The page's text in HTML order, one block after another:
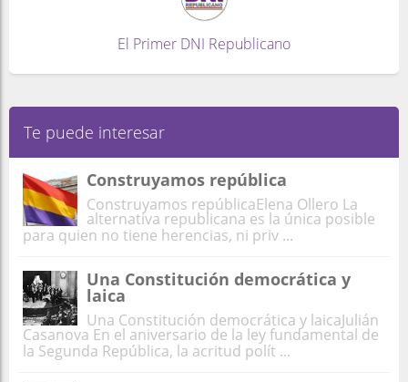
El Primer DNI Republicano
Te puede interesar
Construyamos república
Construyamos repúblicaElena Ollero La
alternativa republicana es la única posible
para quien no tiene herencias, ni priv ...
Una Constitución democrática y
laica
Una Constitución democrática y laicaJulián
Casanova En el aniversario de la ley fundamental de
la Segunda República, la acritud polít ...